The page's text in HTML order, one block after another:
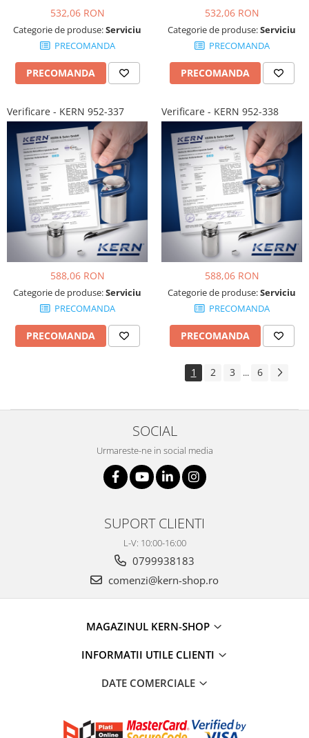
532,06 RON
Categorie de produse:Serviciu
PRECOMANDA
PRECOMANDA
532,06 RON
Categorie de produse:Serviciu
PRECOMANDA
PRECOMANDA
Verificare - KERN 952-337
588,06 RON
Categorie de produse:Serviciu
PRECOMANDA
PRECOMANDA
Verificare - KERN 952-338
588,06 RON
Categorie de produse:Serviciu
PRECOMANDA
PRECOMANDA
1 2 3 ... 6
SOCIAL
Urmareste-ne in social media
SUPORT CLIENTI
L-V: 10:00-16:00
0799938183
comenzi@kern-shop.ro
MAGAZINUL KERN-SHOP
INFORMATII UTILE CLIENTI
DATE COMERCIALE